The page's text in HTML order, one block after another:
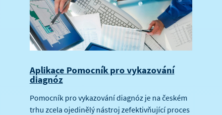
Aplikace Pomocník pro vykazování
diagnóz
Pomocník pro vykazování diagnóz je na českém
trhu zcela ojedinělý nástroj zefektivňující proces